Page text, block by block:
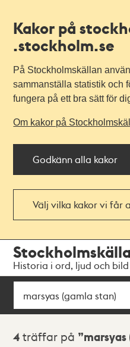
Kakor på
.stockholm.se
På Stockholmskällan
sammanställa statistik och
fungera på ett bra sätt för
Om kakor på
Godkänn alla kakor
Välj vilka kakor vi får
navigationen
huvudinnehållet
Historia i ord, ljud och bild
Sök
Sökresultat
4 träffar på